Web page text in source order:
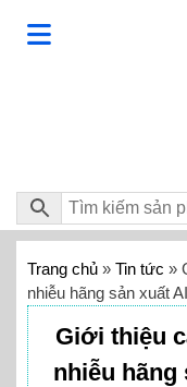
Trang chủ » Tin tức »
nhiễu hãng sản xuất
Giới thiệu
nhiễu hãng